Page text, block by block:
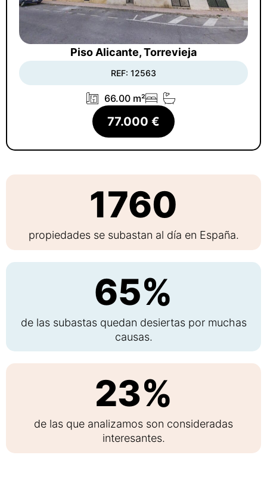
Piso Alicante, Torrevieja
REF: 12563
66.00 m²
77.000 €
1760
propiedades se subastan al día en España.
65%
de las subastas quedan desiertas por muchas
causas.
23%
de las que analizamos son consideradas
interesantes.